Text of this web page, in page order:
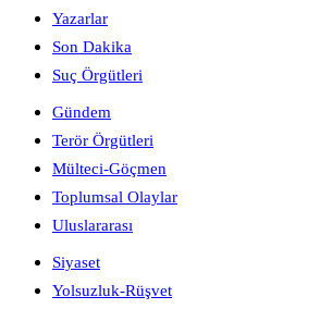
Yazarlar
Son Dakika
Suç Örgütleri
Gündem
Terör Örgütleri
Mülteci-Göçmen
Toplumsal Olaylar
Uluslararası
Siyaset
Yolsuzluk-Rüşvet